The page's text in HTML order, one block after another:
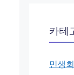
카테
민생